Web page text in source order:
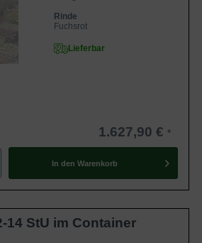
Rinde
Fuchsrot
Lieferbar
1.627,90 €
In den Warenkorb
14 StU im Container